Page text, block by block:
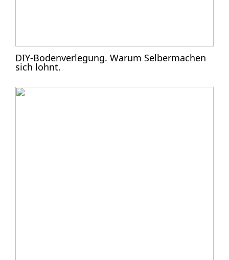
DIY-Bodenverlegung. Warum Selbermachen
sich lohnt.